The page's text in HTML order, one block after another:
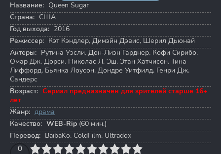
Название: Queen Sugar
Страна: США
Год выхода: 2016
Режиссер: Кэт Кэндлер, Димэйн Дэвис, Шерил Дьюнай
Актеры: Рутина Уэсли, Дон-Лиэн Гарднер, Кофи Сирибо,
Омар Дж. Дорси, Николас Л. Эш, Этан Хатчисон, Тина
Лиффорд, Бьянка Лоусон, Дондре Уитфилд, Генри Дж.
Сандерс
Возраст: Сериал предназначен для зрителей старше 16+
лет
Жанр: драма
Качество: WEB-Rip (60 мин.)
Перевод: BaibaKo, ColdFilm, Ultradox
0
4 6 7 8 9 10